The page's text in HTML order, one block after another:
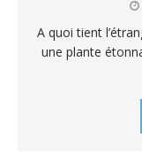
A quoi tient
une plante